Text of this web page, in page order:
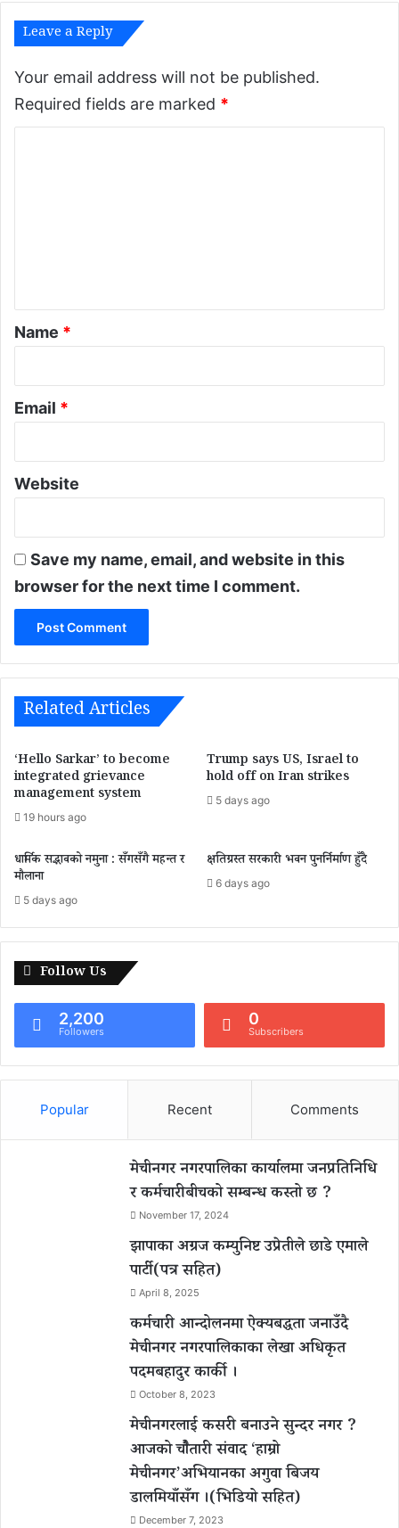
गी
ध
न्दाः
डु
बा
Leave a Reply
Your email address will not be published.
Required fields are marked *
*
Name *
Email *
Website
Save my name, email, and website in this
browser for the next time I comment.
Related Articles
‘Hello Sarkar’ to become
integrated grievance
management system
19 hours ago
Trump says US, Israel to
hold off on Iran strikes
5 days ago
धार्मिक सद्भावको नमुना : सँगसँगै महन्त र
मौलाना
5 days ago
क्षतिग्रस्त सरकारी भवन पुनर्निर्माण हुँदै
6 days ago
Follow Us
2,200
Followers
0
Subscribers
Popular Recent Comments
मेचीनगर नगरपालिका कार्यालमा जनप्रतिनिधि
र कर्मचारीबीचको सम्बन्ध कस्तो छ ?
November 17, 2024
झापाका अग्रज कम्युनिष्ट उप्रेतीले छाडे एमाले
पार्टी(पत्र सहित)
April 8, 2025
कर्मचारी आन्दोलनमा ऐक्यबद्धता जनाउँदै
मेचीनगर नगरपालिकाका लेखा अधिकृत
पदमबहादुर कार्की ।
October 8, 2023
मेचीनगरलाई कसरी बनाउने सुन्दर नगर ?
आजको चौैतारी संवाद ‘हाम्रो
मेचीनगर’अभियानका अगुवा बिजय
डालमियाँसँग ।(भिडियो सहित)
December 7, 2023